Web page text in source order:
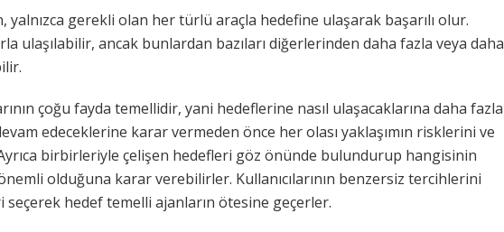
yalnızca gerekli olan her türlü araçla hedefine ulaşarak başarılı olur.
ulaşılabilir, ancak bunlardan bazıları diğerlerinden daha fazla veya daha
çoğu fayda temellidir, yani hedeflerine nasıl ulaşacaklarına daha fazla
edeceklerine karar vermeden önce her olası yaklaşımın risklerini ve
birbirleriyle çelişen hedefleri göz önünde bulundurup hangisinin
olduğuna karar verebilirler. Kullanıcılarının benzersiz tercihlerini
hedef temelli ajanların ötesine geçerler.